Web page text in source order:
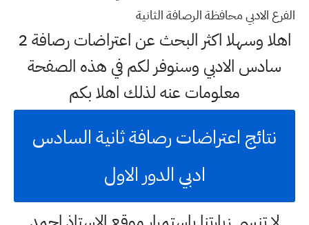
الفرع الادبي محافظة الرصافة الثانية
اهلا وسهلا اكثر البحث عن اعتراضات رصافة 2
سادس الادبي وسنوفر لكم في هذه الصفحة
معلومات عنه لذلك اهلا بكم
نتائج اعتراضات رصافة ثانية السادس
ادبي الدور الاول